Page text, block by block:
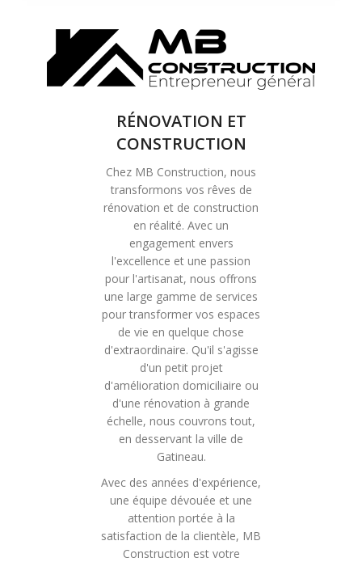
SOLUTIONS DE
RÉNOVATION
COMPLÈTE
RÉNOVATION ET
CONSTRUCTION
Chez MB Construction, nous
transformons vos rêves de
rénovation et de construction
en réalité. Avec un
engagement envers
l'excellence et une passion
pour l'artisanat, nous offrons
une large gamme de services
pour transformer vos espaces
de vie en quelque chose
d'extraordinaire. Qu'il s'agisse
d'un petit projet
d'amélioration domiciliaire ou
d'une rénovation à grande
échelle, nous couvrons tout,
en desservant la ville de
Gatineau.
Avec des années d'expérience,
une équipe dévouée et une
attention portée à la
satisfaction de la clientèle, MB
Construction est votre